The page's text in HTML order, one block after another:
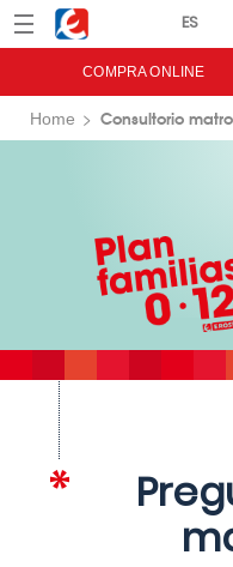
Menú Eroski
COMPRA ONLINE
Home Consultorio